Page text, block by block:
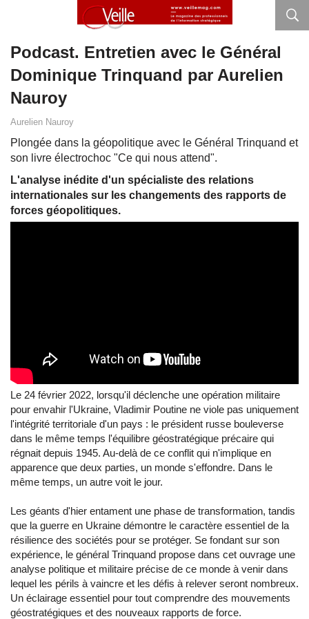
Podcast. Entretien avec le Général
Dominique Trinquand par Aurelien
Nauroy
Aurelien Nauroy
Plongée dans la géopolitique avec le Général Trinquand et
son livre électrochoc "Ce qui nous attend".
L'analyse inédite d'un spécialiste des relations
internationales sur les changements des rapports de
forces géopolitiques.
Le 24 février 2022, lorsqu'il déclenche une opération militaire
pour envahir l'Ukraine, Vladimir Poutine ne viole pas uniquement
l'intégrité territoriale d'un pays : le président russe bouleverse
dans le même temps l'équilibre géostratégique précaire qui
régnait depuis 1945. Au-delà de ce conflit qui n'implique en
apparence que deux parties, un monde s'effondre. Dans le
même temps, un autre voit le jour.
Les géants d'hier entament une phase de transformation, tandis
que la guerre en Ukraine démontre le caractère essentiel de la
résilience des sociétés pour se protéger. Se fondant sur son
expérience, le général Trinquand propose dans cet ouvrage une
analyse politique et militaire précise de ce monde à venir dans
lequel les périls à vaincre et les défis à relever seront nombreux.
Un éclairage essentiel pour tout comprendre des mouvements
géostratégiques et des nouveaux rapports de force.